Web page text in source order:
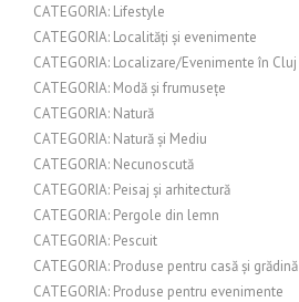
CATEGORIA: Lifestyle
CATEGORIA: Localități și evenimente
CATEGORIA: Localizare/Evenimente în Cluj
CATEGORIA: Modă și frumusețe
CATEGORIA: Natură
CATEGORIA: Natură și Mediu
CATEGORIA: Necunoscută
CATEGORIA: Peisaj și arhitectură
CATEGORIA: Pergole din lemn
CATEGORIA: Pescuit
CATEGORIA: Produse pentru casă și grădină
CATEGORIA: Produse pentru evenimente